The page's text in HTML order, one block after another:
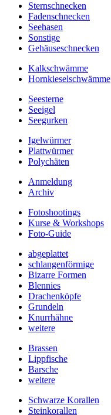
Sternschnecken
Fadenschnecken
Seehasen
Sonstige
Gehäuseschnecken
Kalkschwämme
Hornkieselschwämme
Seesterne
Seeigel
Seegurken
Igelwürmer
Plattwürmer
Polychäten
Anmeldung
Archiv
Fotoshootings
Kurse & Workshops
Foto-Guide
abgeplattet
schlangenförmige
Bizarre Formen
Blennies
Drachenköpfe
Grundeln
Knurrhähne
weitere
Brassen
Lippfische
Barsche
weitere
Schwarze Korallen
Steinkorallen